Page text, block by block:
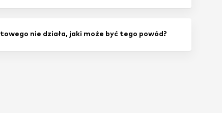
nie działa, jaki może być tego powód?